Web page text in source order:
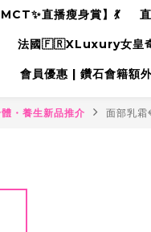
MCT✨直播瘦身賞】💃
法國🇫🇷XLuxury女皇奇
會員優惠 | 鑽石會籍
・養生新品推介 面部乳霜